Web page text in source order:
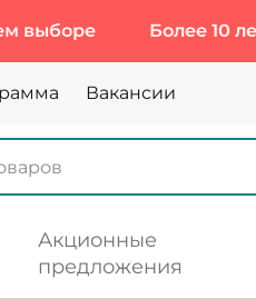
Более 10 лет
Вакансии
Акционные
предложения